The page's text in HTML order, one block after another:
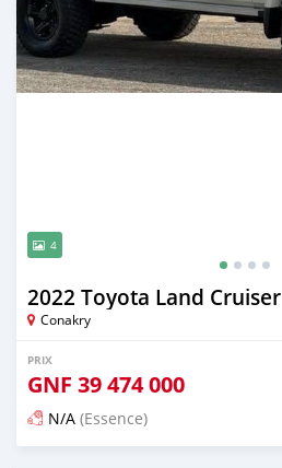
4
2022 Toyota Land Cruiser
Conakry
PRIX
GNF 39 474 000
N/A (Essence)